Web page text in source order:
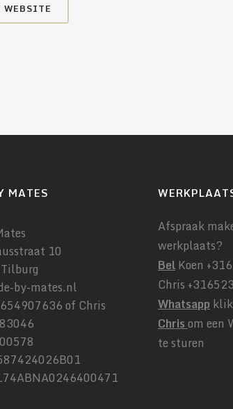
MATES
10
by-mates.nl
of Chris
Afspraak
werkplaats?
BelKoen
Chris
Whatsapp
Chrisom een
te sturen